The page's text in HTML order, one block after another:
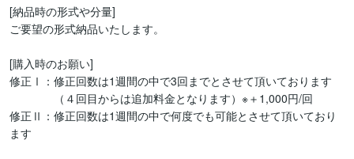
[納品時の形式や分量]
ご要望の形式納品いたします。
[購入時のお願い]
修正Ⅰ：修正回数は1週間の中で3回までとさせて頂いております
（４回目からは追加料金となります）※＋1,000円/回
修正Ⅱ：修正回数は1週間の中で何度でも可能とさせて頂いており
ます